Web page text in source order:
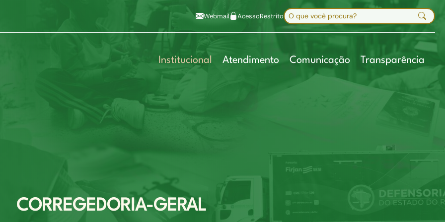
Alt+6
Mapa do site
Webmail AcessoRestritoBuscar no site
Digite sua busca e pressione Enter
Institucional Atendimento Comunicação Transparência
CORREGEDORIA-GERAL